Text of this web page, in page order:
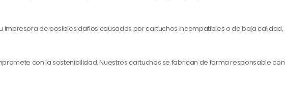
impresora de posibles daños causados ​​por cartuchos incompatibles o de baja calidad,
con la sostenibilidad. Nuestros cartuchos se fabrican de forma responsable con